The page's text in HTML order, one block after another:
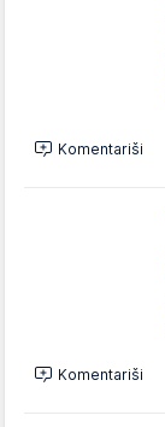
Komentariši
Komentariši